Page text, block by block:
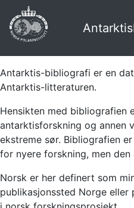
Antarktis-bibliografi er en
Antarktis-litteraturen.
Hensikten med bibliografien
antarktisforskning og annen
ekstreme sør. Bibliografien
for nyere forskning, men
Norsk er her definert som
publikasjonssted Norge eller